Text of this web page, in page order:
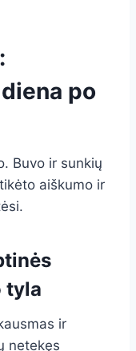
po
Buvo ir sunkių
aiškumo ir
tyla
ir
netekęs